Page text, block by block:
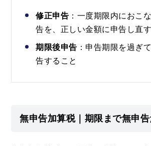
修正申告 ：一度期限内におこ
告を、正しい金額に申告し直
期限後申告 ：申告期限を過ぎ
告すること
無申告加算税｜期限まで無申